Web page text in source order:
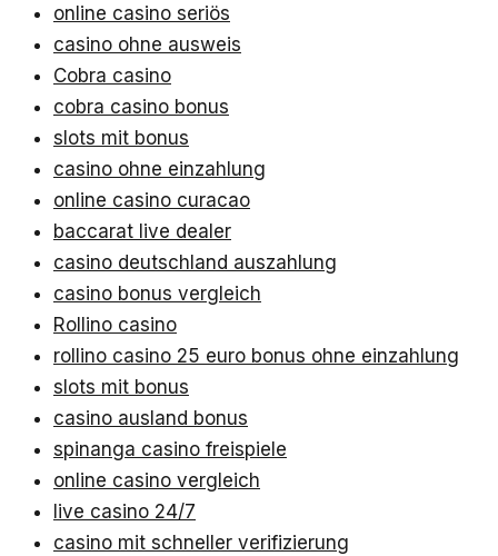
online casino seriös
casino ohne ausweis
Cobra casino
cobra casino bonus
slots mit bonus
casino ohne einzahlung
online casino curacao
baccarat live dealer
casino deutschland auszahlung
casino bonus vergleich
Rollino casino
rollino casino 25 euro bonus ohne einzahlung
slots mit bonus
casino ausland bonus
spinanga casino freispiele
online casino vergleich
live casino 24/7
casino mit schneller verifizierung